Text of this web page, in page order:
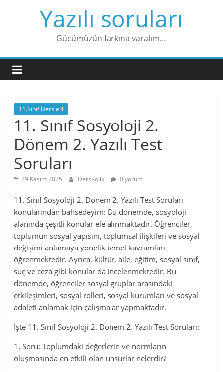
Yazılı soruları
Gücümüzün farkına varalım…
11.Sınıf Dersleri
11. Sınıf Sosyoloji 2.
Dönem 2. Yazılı Test
Soruları
29 Kasım 2025 DersKolik 0 yorum
11. Sınıf Sosyoloji 2. Dönem 2. Yazılı Test Soruları
konularından bahsedeyim: Bu dönemde, sosyoloji
alanında çeşitli konular ele alınmaktadır. Öğrenciler,
toplumun sosyal yapısını, toplumsal ilişkileri ve sosyal
değişimi anlamaya yönelik temel kavramları
öğrenmektedir. Ayrıca, kültür, aile, eğitim, sosyal sınıf,
suç ve ceza gibi konular da incelenmektedir. Bu
dönemde, öğrenciler sosyal gruplar arasındaki
etkileşimleri, sosyal rolleri, sosyal kurumları ve sosyal
adaleti anlamak için çalışmalar yapmaktadır.
İşte 11. Sınıf Sosyoloji 2. Dönem 2. Yazılı Test Soruları:
1. Soru: Toplumdaki değerlerin ve normların
oluşmasında en etkili olan unsurlar nelerdir?